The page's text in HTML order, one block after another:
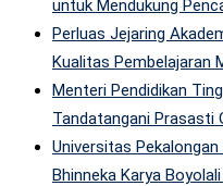
untuk Mendukung
Perluas Jejaring
Kualitas Pembelajaran
Menteri Pendidikan
Tandatangani Prasasti
Universitas
Bhinneka Karya